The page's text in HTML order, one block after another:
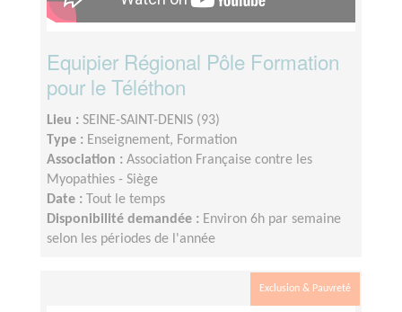
Equipier Régional Pôle Formation
pour le Téléthon
Lieu : SEINE-SAINT-DENIS (93)
Type : Enseignement, Formation
Association : Association Française contre les
Myopathies - Siège
Date :
Tout le temps
Disponibilité demandée : Environ 6h par semaine
selon les périodes de l'année
Exclusion & Pauvreté